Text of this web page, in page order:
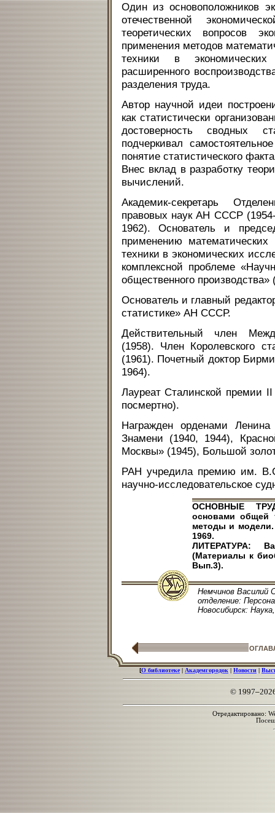
Один из основоположников
отечественной
теоретических вопросов
применения методов
техники в
расширенного
разделения труда.
Автор научной идеи
как статистически
достоверность сводных
подчеркивал
понятие статистического
Внес вклад в разработку
вычислений.
Академик-секретарь
правовых наук АН СССР
1962). Основатель и
применению
техники в экономических
комплексной проблеме
общественного производства»
Основатель и главный
статистике» АН СССР.
Действительный член
(1958). Член Королевского
(1961). Почетный доктор
1964).
Лауреат Сталинской премии
посмертно).
Награжден орденами
Знамени (1940, 1944),
Москвы» (1945), Большой
РАН учредила премию им.
научно-исследовательское
ОСНОВНЫЕ
основами общей
методы и
1969.
ЛИТЕРАТУРА:
(Материалы к
Вып.3).
Немчинов Василий
отделение:
Новосибирск:
[О библиотеке|Академгородок|Новости|
©
Отредактировано: